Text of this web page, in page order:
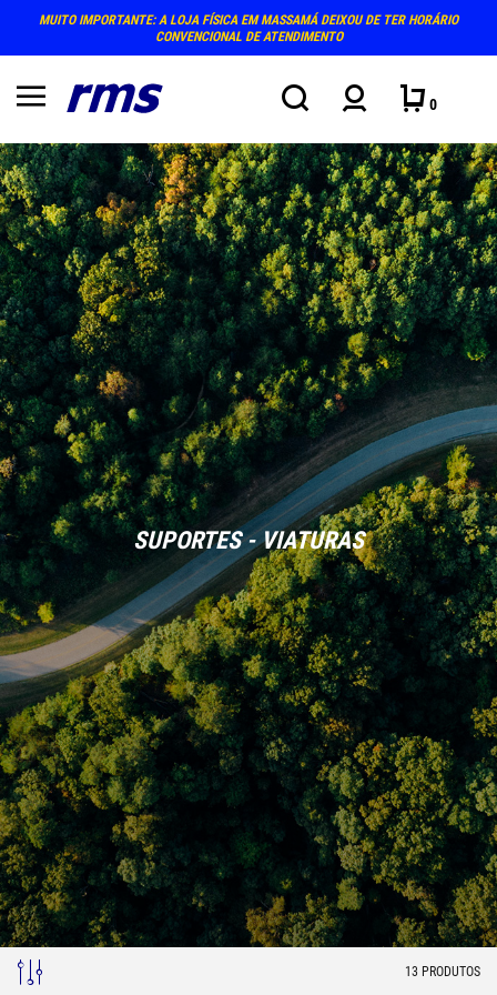
MUITO IMPORTANTE: A LOJA FÍSICA EM MASSAMÁ DEIXOU DE TER HORÁRIO
CONVENCIONAL DE ATENDIMENTO
0
SUPORTES - VIATURAS
13PRODUTOS